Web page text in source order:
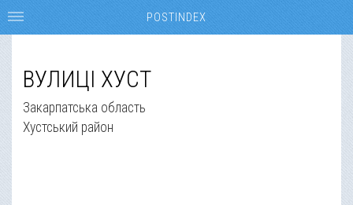
ВУЛИЦІ ХУСТ
Закарпатська область
Хустський район
POSTINDEX